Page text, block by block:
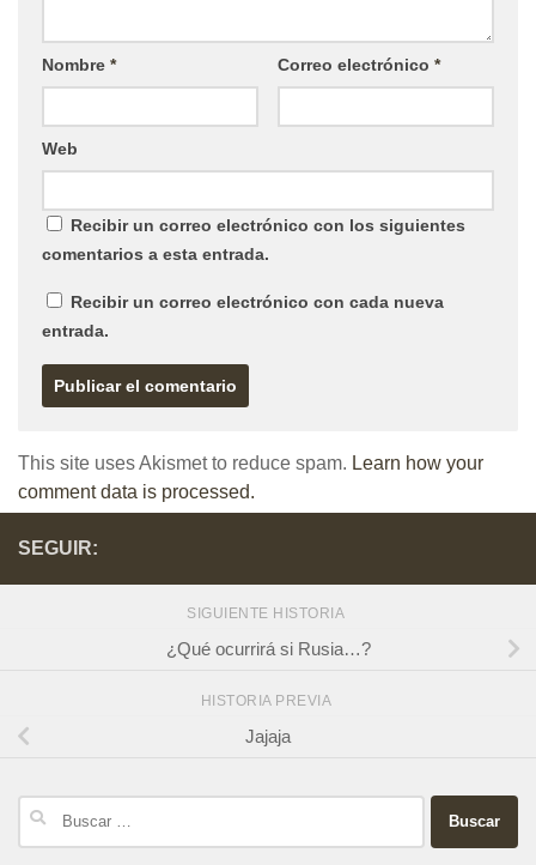
Nombre * Correo electrónico *
Web
Recibir un correo electrónico con los siguientes
comentarios a esta entrada.
Recibir un correo electrónico con cada nueva
entrada.
This site uses Akismet to reduce spam. Learn how your
comment data is processed.
SEGUIR:
SIGUIENTE HISTORIA
¿Qué ocurrirá si Rusia…?
HISTORIA PREVIA
Jajaja
Buscar: